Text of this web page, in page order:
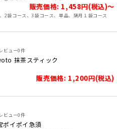
販売価格: 1,458円(税込)～
袋コース、3袋コース、単品、隔月１袋コース
レビュー0件
抹茶スティック
販売価格: 1,200円(税込)
レビュー0件
ポイポイ急須